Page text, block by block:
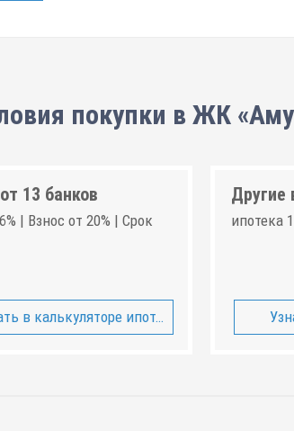
покупки в ЖК
13 банков
| Взнос от 20% | Срок
в калькуляторе ипотеки
Другие
ипотека